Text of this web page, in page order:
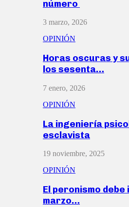
número
3 marzo, 2026
OPINIÓN
Horas oscuras y
los sesenta…
7 enero, 2026
OPINIÓN
La ingeniería
esclavista
19 noviembre, 2025
OPINIÓN
El peronismo
marzo…